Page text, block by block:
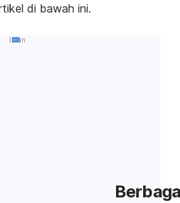
di bawah ini.
Iklan